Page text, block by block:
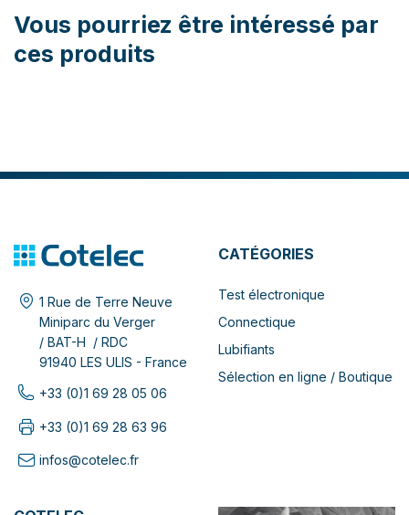
Vous pourriez être intéressé par
ces produits
1 Rue de Terre Neuve
Miniparc du Verger
/ BAT-H / RDC
91940 LES ULIS - France
+33 (0)1 69 28 05 06
+33 (0)1 69 28 63 96
infos@cotelec.fr
CATÉGORIES
Test électronique
Connectique
Lubifiants
Sélection en ligne / Boutique